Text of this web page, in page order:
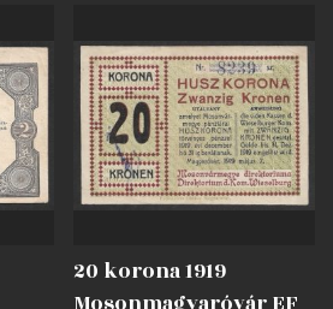
20 korona 1919